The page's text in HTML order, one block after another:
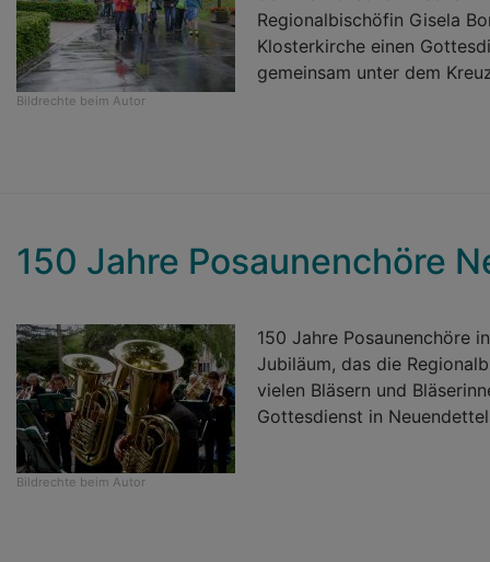
Bildrechte beim Autor
Regionalbischöfin Gisela
Klosterkirche einen
gemeinsam unter dem
150 Jahre Posaunenchöre
Bildrechte beim Autor
150 Jahre Posaunenchöre
Jubiläum, das die
vielen Bläsern und
Gottesdienst in